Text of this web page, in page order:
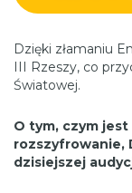
Dzięki złamaniu
III Rzeszy, co
Światowej.
O tym, czym jest
rozszyfrowanie,
dzisiejszej